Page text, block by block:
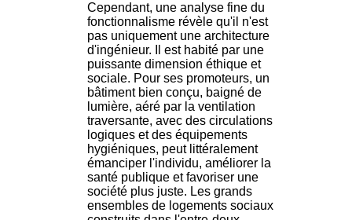
Cependant, une analyse fine du
fonctionnalisme révèle qu'il n'est
pas uniquement une architecture
d'ingénieur. Il est habité par une
puissante dimension éthique et
sociale. Pour ses promoteurs, un
bâtiment bien conçu, baigné de
lumière, aéré par la ventilation
traversante, avec des circulations
logiques et des équipements
hygiéniques, peut littéralement
émanciper l'individu, améliorer la
santé publique et favoriser une
société plus juste. Les grands
ensembles de logements sociaux